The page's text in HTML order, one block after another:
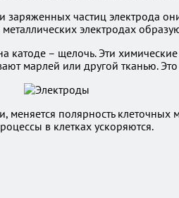
частиц электрода
электродах
катоде – щелочь. Эти
марлей или другой тканью.
меняется полярность
в клетках ускоряются.